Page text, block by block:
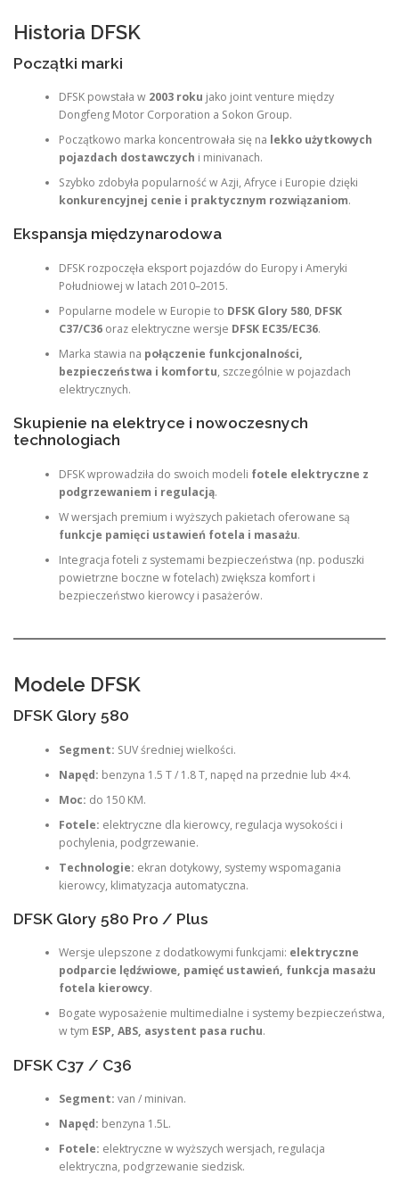
Historia DFSK
Początki marki
DFSK powstała w 2003 roku jako joint venture między
Dongfeng Motor Corporation a Sokon Group.
Początkowo marka koncentrowała się na lekko użytkowych
pojazdach dostawczych i minivanach.
Szybko zdobyła popularność w Azji, Afryce i Europie dzięki
konkurencyjnej cenie i praktycznym rozwiązaniom.
Ekspansja międzynarodowa
DFSK rozpoczęła eksport pojazdów do Europy i Ameryki
Południowej w latach 2010–2015.
Popularne modele w Europie to DFSK Glory 580, DFSK
C37/C36oraz elektryczne wersje DFSK EC35/EC36.
Marka stawia na połączenie funkcjonalności,
bezpieczeństwa i komfortu, szczególnie w pojazdach
elektrycznych.
Skupienie na elektryce i nowoczesnych
technologiach
DFSK wprowadziła do swoich modeli fotele elektryczne z
podgrzewaniem i regulacją.
W wersjach premium i wyższych pakietach oferowane są
funkcje pamięci ustawień fotela i masażu.
Integracja foteli z systemami bezpieczeństwa (np. poduszki
powietrzne boczne w fotelach) zwiększa komfort i
bezpieczeństwo kierowcy i pasażerów.
Modele DFSK
DFSK Glory 580
Segment: SUV średniej wielkości.
Napęd: benzyna 1.5 T / 1.8 T, napęd na przednie lub 4×4.
Moc: do 150 KM.
Fotele: elektryczne dla kierowcy, regulacja wysokości i
pochylenia, podgrzewanie.
Technologie: ekran dotykowy, systemy wspomagania
kierowcy, klimatyzacja automatyczna.
DFSK Glory 580 Pro / Plus
Wersje ulepszone z dodatkowymi funkcjami: elektryczne
podparcie lędźwiowe, pamięć ustawień, funkcja masażu
fotela kierowcy.
Bogate wyposażenie multimedialne i systemy bezpieczeństwa,
w tym ESP, ABS, asystent pasa ruchu.
DFSK C37 / C36
Segment: van / minivan.
Napęd: benzyna 1.5L.
Fotele: elektryczne w wyższych wersjach, regulacja
elektryczna, podgrzewanie siedzisk.